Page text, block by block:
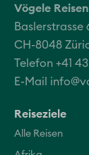
Vögele
Baslerstrasse
CH-8048
Telefon +41
E-Mail
Reiseziele
Alle Reisen